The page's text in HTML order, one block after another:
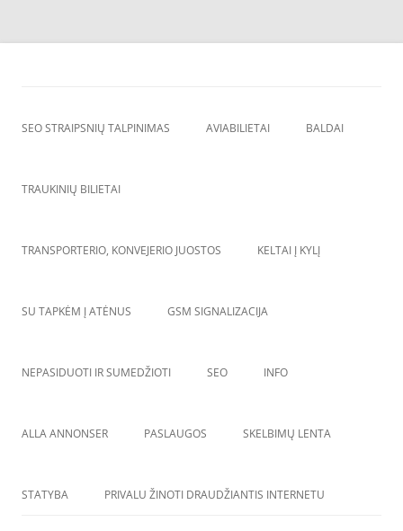
Skip
SEO STRAIPSNIŲ TALPINIMAS AVIABILIETAI BALDAI
TRAUKINIŲ BILIETAI
TRANSPORTERIO, KONVEJERIO JUOSTOS KELTAI Į KYLĮ
SU TAPKĖM Į ATĖNUS GSM SIGNALIZACIJA
NEPASIDUOTI IR SUMEDŽIOTI SEO INFO
ALLA ANNONSER PASLAUGOS SKELBIMŲ LENTA
STATYBA PRIVALU ŽINOTI DRAUDŽIANTIS INTERNETU